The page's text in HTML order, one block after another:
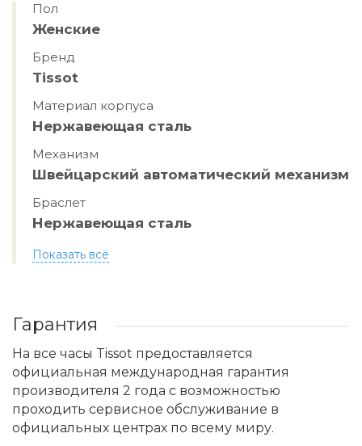
Пол
Женские
Бренд
Tissot
Материал корпуса
Нержавеющая сталь
Механизм
Швейцарский автоматический механизм
Браслет
Нержавеющая сталь
Показать всё
Гарантия
На все часы Tissot предоставляется
официальная международная гарантия
производителя 2 года с возможностью
проходить сервисное обслуживание в
официальных центрах по всему миру.